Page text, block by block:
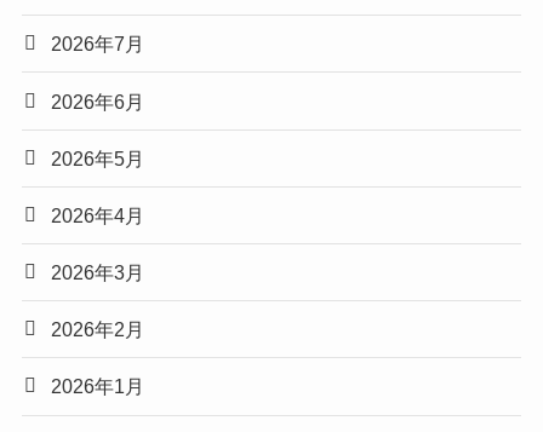
2026年7月
2026年6月
2026年5月
2026年4月
2026年3月
2026年2月
2026年1月